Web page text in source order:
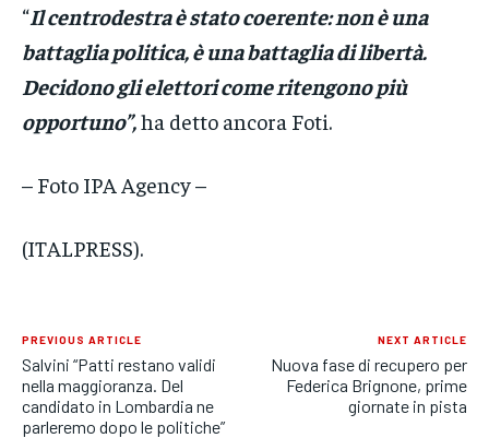
“Il centrodestra è stato coerente: non è una
battaglia politica, è una battaglia di libertà.
Decidono gli elettori come ritengono più
opportuno”,ha detto ancora Foti.
– Foto IPA Agency –
(ITALPRESS).
PREVIOUS ARTICLE
Salvini “Patti restano validi
nella maggioranza. Del
candidato in Lombardia ne
parleremo dopo le politiche”
NEXT ARTICLE
Nuova fase di recupero per
Federica Brignone, prime
giornate in pista